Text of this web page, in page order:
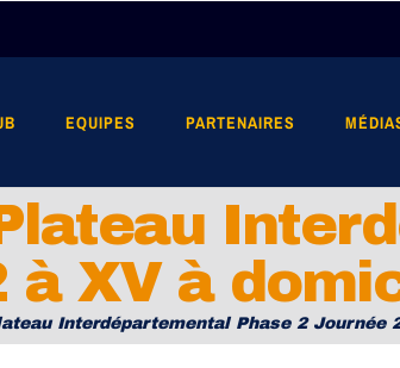
EQUIPES PARTENAIRES
à XV à
Interdépartemental Phase 2 Journée